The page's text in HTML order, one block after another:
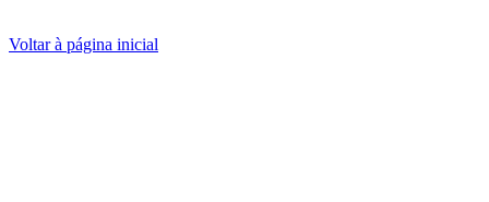
Voltar à página inicial